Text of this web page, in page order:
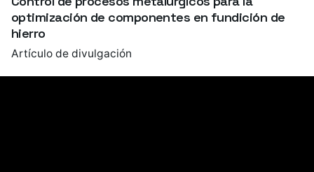
optimización de componentes en fundición de
hierro
Artículo de divulgación